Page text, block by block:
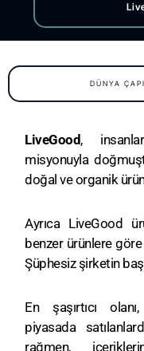
DÜNYA
LiveGood,
misyonuyla
doğal ve organik
Ayrıca LiveGood
benzer ürünlere
Şüphesiz şirketin
En şaşırtıcı
piyasada
rağmen,